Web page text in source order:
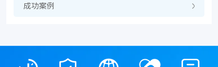
成功案例